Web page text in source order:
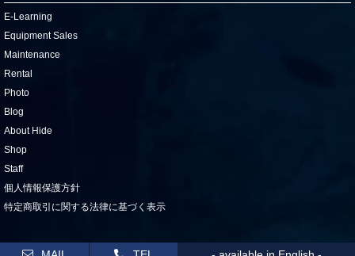
E-Learning
Equipment Sales
Maintenance
Rental
Photo
Blog
About Hide
Shop
Staff
個人情報保護方針
特定商取引に関する法律に基づく表示
©2011-2026 TAKEDIVE